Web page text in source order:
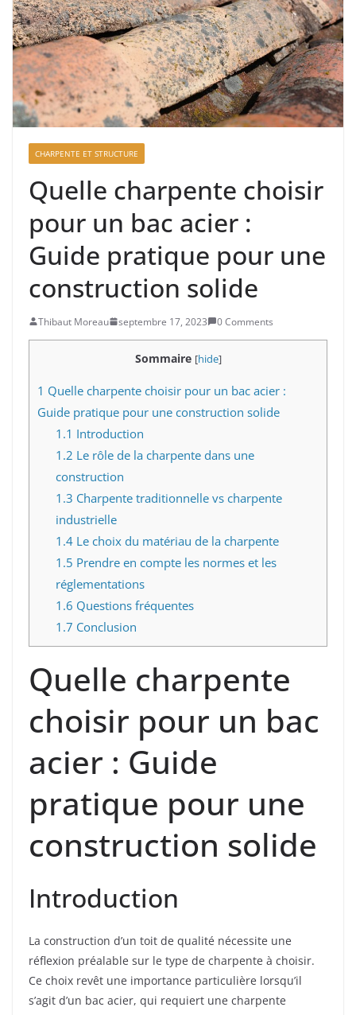
CHARPENTE ET STRUCTURE
Quelle charpente choisir
pour un bac acier :
Guide pratique pour une
construction solide
Thibaut Moreau septembre 17, 2023 0 Comments
Sommaire [hide]
1 Quelle charpente choisir pour un bac acier :
Guide pratique pour une construction solide
1.1 Introduction
1.2 Le rôle de la charpente dans une
construction
1.3 Charpente traditionnelle vs charpente
industrielle
1.4Le choix du matériau de la charpente
1.5 Prendre en compte les normes et les
réglementations
1.6 Questions fréquentes
1.7 Conclusion
Quelle charpente
choisir pour un bac
acier : Guide
pratique pour une
construction solide
Introduction
La construction d’un toit de qualité nécessite une
réflexion préalable sur le type de charpente à choisir.
Ce choix revêt une importance particulière lorsqu’il
s’agit d’un bac acier, qui requiert une charpente